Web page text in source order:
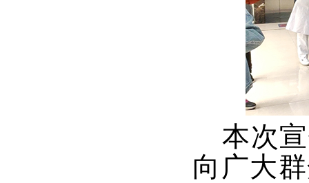
本次
向广大